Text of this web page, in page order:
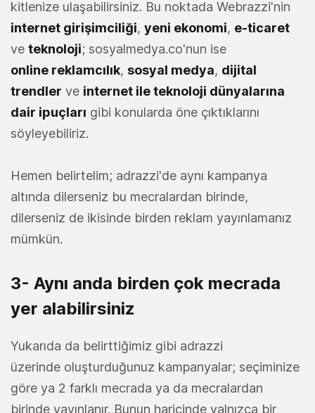
kitlenize ulaşabilirsiniz. Bu noktada Webrazzi'nin
internet girişimciliği, yeni ekonomi, e-ticaret
ve teknoloji; sosyalmedya.co'nun ise
online reklamcılık, sosyal medya, dijital
trendler ve internet ile teknoloji dünyalarına
dair ipuçları gibi konularda öne çıktıklarını
söyleyebiliriz.
Hemen belirtelim; adrazzi'de aynı kampanya
altında dilerseniz bu mecralardan birinde,
dilerseniz de ikisinde birden reklam yayınlamanız
mümkün.
3- Aynı anda birden çok mecrada
yer alabilirsiniz
Yukarıda da belirttiğimiz gibi adrazzi
üzerinde oluşturduğunuz kampanyalar; seçiminize
göre ya 2 farklı mecrada ya da mecralardan
birinde yayınlanır. Bunun haricinde yalnızca bir